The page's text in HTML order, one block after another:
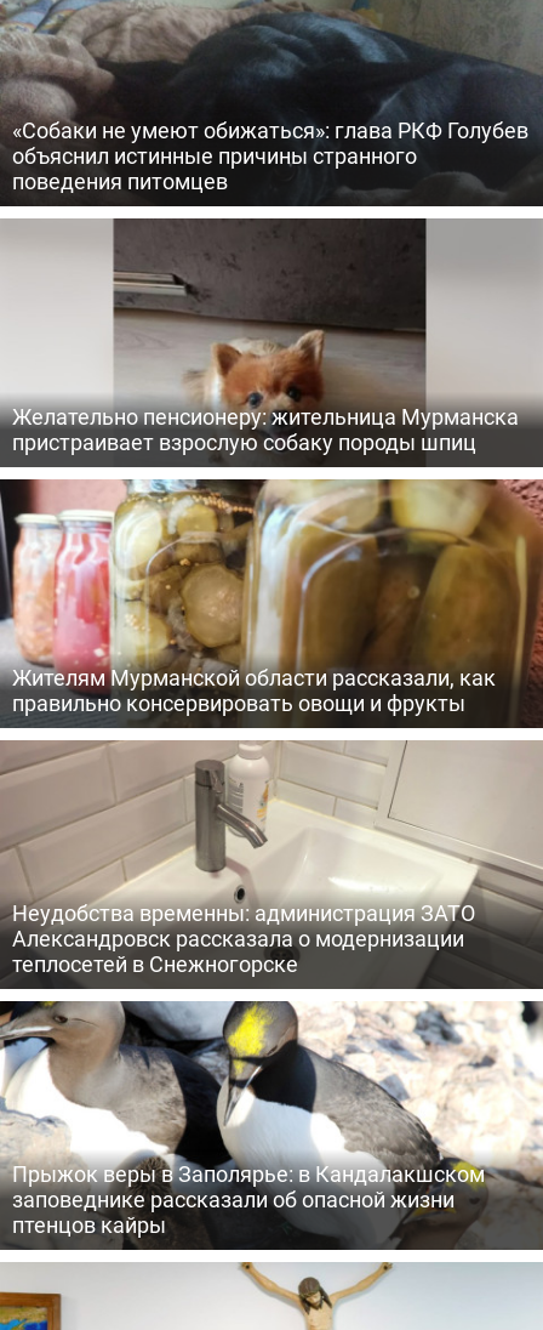
«Собаки не умеют обижаться»: глава РКФ Голубев
объяснил истинные причины странного
поведения питомцев
Желательно пенсионеру: жительница Мурманска
пристраивает взрослую собаку породы шпиц
Жителям Мурманской области рассказали, как
правильно консервировать овощи и фрукты
Неудобства временны: администрация ЗАТО
Александровск рассказала о модернизации
теплосетей в Снежногорске
Прыжок веры в Заполярье: в Кандалакшском
заповеднике рассказали об опасной жизни
птенцов кайры